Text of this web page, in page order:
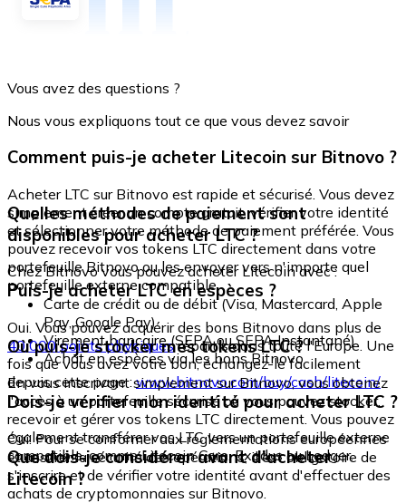
Vous avez des questions ?
Nous vous expliquons tout ce que vous devez savoir
Comment puis-je acheter Litecoin sur Bitnovo ?
Acheter LTC sur Bitnovo est rapide et sécurisé. Vous devez
simplement créer un compte gratuit, vérifier votre identité
et sélectionner votre méthode de paiement préférée. Vous
pouvez recevoir vos tokens LTC directement dans votre
portefeuille Bitnovo ou les envoyer vers n'importe quel
portefeuille externe compatible.
Quelles méthodes de paiement sont
disponibles pour acheter LTC ?
Chez Bitnovo vous pouvez acheter Litecoin avec :
Carte de crédit ou de débit (Visa, Mastercard, Apple
Pay, Google Pay)
Virement bancaire (SEPA ou SEPA Instantané)
Achat en espèces via les bons Bitnovo
Puis-je acheter LTC en espèces ?
Oui. Vous pouvez acquérir des bons Bitnovo dans plus de
40 000 points physiquesrépartis dans toute l'Europe. Une
fois que vous avez votre bon, échangez-le facilement
depuis cette page :www.bitnovo.com/buy/cash/litecoin/
Où puis-je stocker mes tokens LTC ?
En vous inscrivant simplement sur Bitnovo, vous obtenez
l'accès à un portefeuille sécurisé où vous pouvez stocker,
recevoir et gérer vos tokens LTC directement. Vous pouvez
également transférer vos LTC vers un portefeuille externe
compatible, comme Litecoin Core, Exodus ou Ledger.
Dois-je vérifier mon identité pour acheter LTC ?
Oui. Pour se conformer aux réglementations européennes
et assurer la sécurité des opérations, il est obligatoire de
s'inscrire et de vérifier votre identité avant d'effectuer des
achats de cryptomonnaies sur Bitnovo.
Que dois-je considérer avant d'acheter
Litecoin ?